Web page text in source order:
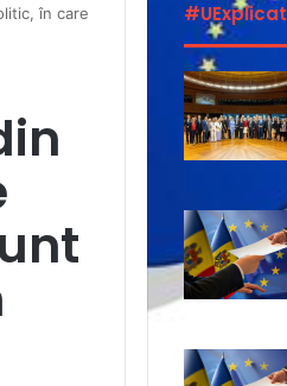
în care
#UExplicat